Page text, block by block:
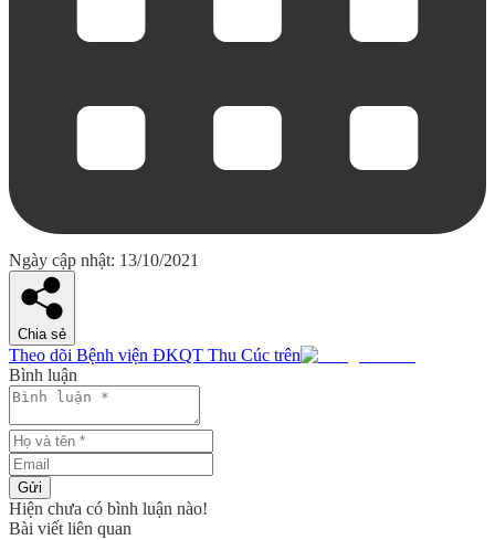
Ngày cập nhật: 13/10/2021
Chia sẻ
Theo dõi Bệnh viện ĐKQT Thu Cúc trên
Bình luận
Gửi
Hiện chưa có bình luận nào!
Bài viết liên quan